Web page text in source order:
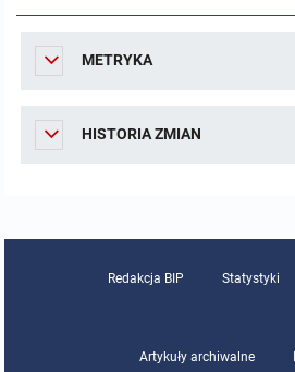
METRYKA
HISTORIA ZMIAN
Redakcja BIP Statystyki
Artykuły archiwalne